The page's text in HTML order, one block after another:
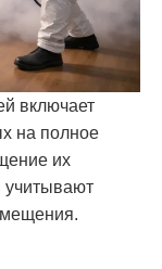
включает
на полное
их
учитывают